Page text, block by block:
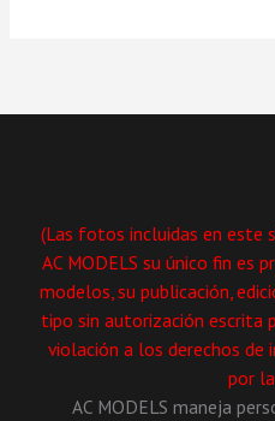
(Las fotos incluidas en este
AC MODELS su único fin es
modelos, su publicación,
tipo sin autorización escrita
violación a los derechos de
por
AC MODELS maneja